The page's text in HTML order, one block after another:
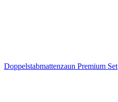
Doppelstabmattenzaun Premium Set